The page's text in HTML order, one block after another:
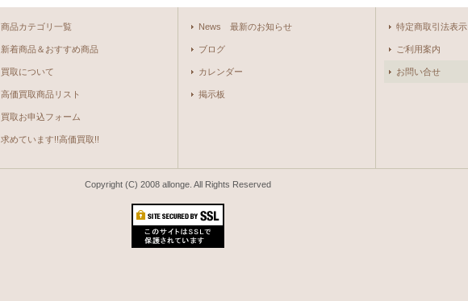
商品カテゴリ一覧
新着商品＆おすすめ商品
買取について
高価買取商品リスト
買取お申込フォーム
求めています!!高価買取!!
News 最新のお知らせ
ブログ
カレンダー
掲示板
特定商取引法表示
ご利用案内
お問い合せ
Copyright (C) 2008 allonge. All Rights Reserved